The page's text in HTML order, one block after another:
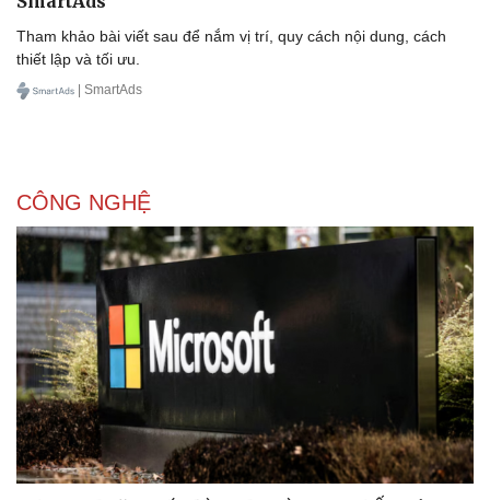
Tham khảo bài viết sau để nắm vị trí, quy cách nội dung, cách
thiết lập và tối ưu.
| SmartAds
CÔNG NGHỆ